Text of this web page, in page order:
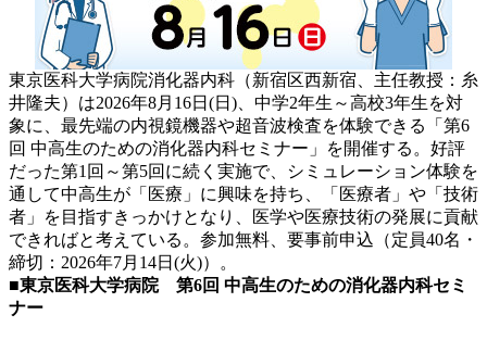
東京医科大学病院消化器内科（新宿区西新宿、主任教授：糸
井隆夫）は2026年8月16日(日)、中学2年生～高校3年生を対
象に、最先端の内視鏡機器や超音波検査を体験できる「第6
回 中高生のための消化器内科セミナー」を開催する。好評
だった第1回～第5回に続く実施で、シミュレーション体験を
通して中高生が「医療」に興味を持ち、「医療者」や「技術
者」を目指すきっかけとなり、医学や医療技術の発展に貢献
できればと考えている。参加無料、要事前申込（定員40名・
締切：2026年7月14日(火)）。
■東京医科大学病院 第6回 中高生のための消化器内科セミ
ナー